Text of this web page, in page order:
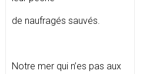
de naufragés sauvés.
Notre mer qui n’es pas aux